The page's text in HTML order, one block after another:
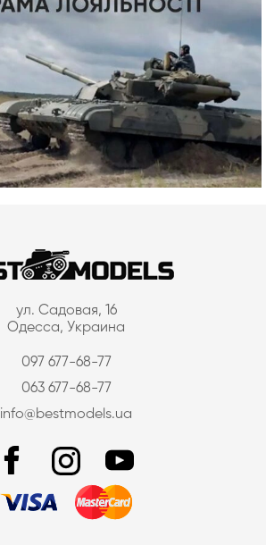
ул. Садовая, 16
Одесса, Украина
097 677-68-77
063 677-68-77
info@bestmodels.ua